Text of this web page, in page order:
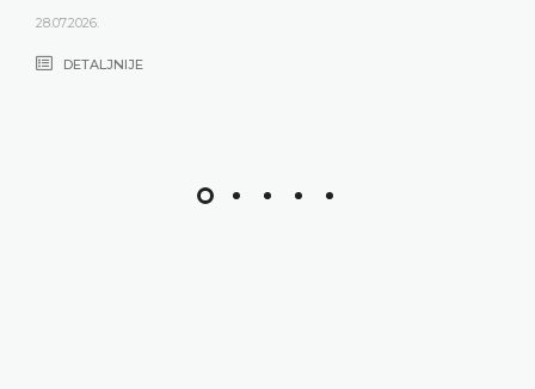
28.07.2026.
DETALJNIJE